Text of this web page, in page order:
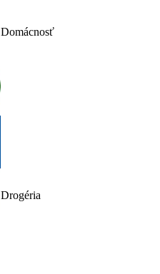
Domácnosť
Drogéria